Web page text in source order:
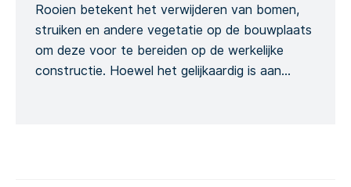
Rooien betekent het verwijderen van bomen,
struiken en andere vegetatie op de bouwplaats
om deze voor te bereiden op de werkelijke
constructie. Hoewel het gelijkaardig is aan